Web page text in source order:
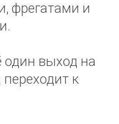
фрегатами и
один выход на
к